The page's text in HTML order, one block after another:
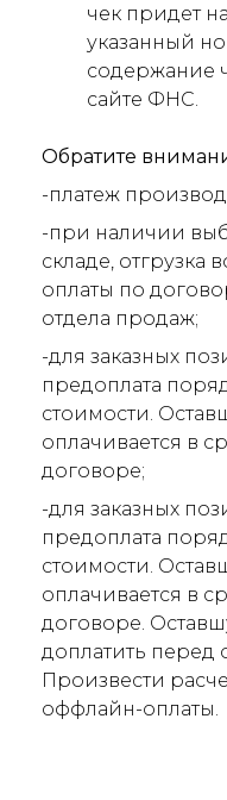
чек придет
указанный
содержание
сайте ФНС.
Обратите
-платеж
-при наличии
складе, отгрузка
оплаты по
отдела продаж;
-для заказных
предоплата
стоимости.
оплачивается в
договоре;
-для заказных
предоплата
стоимости.
оплачивается в
договоре.
доплатить перед
Произвести
оффлайн-оплаты.